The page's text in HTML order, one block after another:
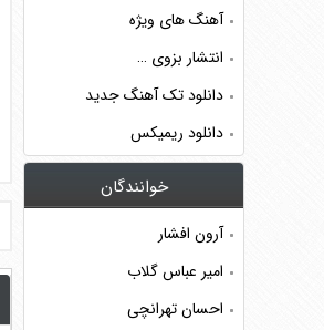
آهنگ های ویژه
انتشار بزوی …
دانلود تک آهنگ جدید
دانلود ریمیکس
خوانندگان
آرون افشار
امیر عباس گلاب
احسان تهرانچی